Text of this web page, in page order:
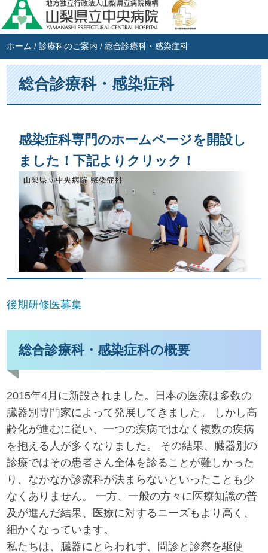
ホーム /診療科のご案内 /総合診療科・感染症科
総合診療科・感染症科
感染症科専門のホームページを開設し
ました！下記よりクリック！
後期研修医募集
総合診療科・感染症科の概要
2015年4月に新設されました。日本の医療は多数の
臓器別専門家によって発展してきました。 しかし高
齢化が進むに従い、一つの疾病ではなく複数の疾病
を抱える人が多くなりました。 その結果、臓器別の
診療ではその患者さん全体を診ることが難しかった
り、なかなか診療科が決まらないといったことも少
なくありません。 一方、一般の方々に医療知識の普
及が進んだ結果、医療に対するニーズもより高く、
細かくなっています。
私たちは、臓器にとらわれず、問診と診察を駆使